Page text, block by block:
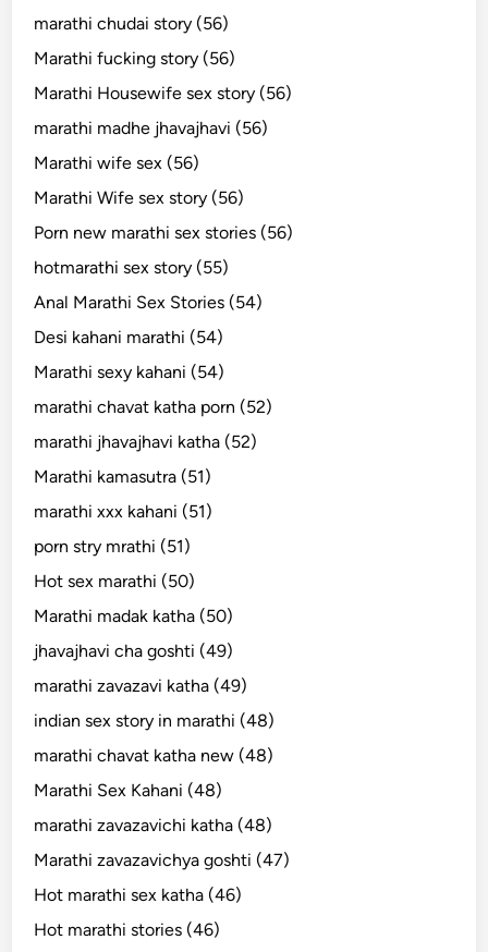
marathi chudai story (56)
Marathi fucking story (56)
Marathi Housewife sex story (56)
marathi madhe jhavajhavi (56)
Marathi wife sex (56)
Marathi Wife sex story (56)
Porn new marathi sex stories (56)
hotmarathi sex story (55)
Anal Marathi Sex Stories (54)
Desi kahani marathi (54)
Marathi sexy kahani (54)
marathi chavat katha porn (52)
marathi jhavajhavi katha (52)
Marathi kamasutra (51)
marathi xxx kahani (51)
porn stry mrathi (51)
Hot sex marathi (50)
Marathi madak katha (50)
jhavajhavi cha goshti (49)
marathi zavazavi katha (49)
indian sex story in marathi (48)
marathi chavat katha new (48)
Marathi Sex Kahani (48)
marathi zavazavichi katha (48)
Marathi zavazavichya goshti (47)
Hot marathi sex katha (46)
Hot marathi stories (46)